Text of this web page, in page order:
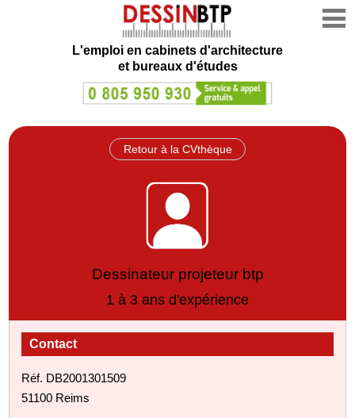
L'emploi en cabinets d'architecture
et bureaux d'études
Retour à la CVthèque
Dessinateur projeteur btp
1 à 3 ans d'expérience
Contact
Réf. DB2001301509
51100 Reims